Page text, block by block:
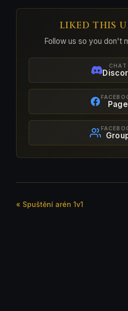
LIKED THIS
Follow us so you don't
CHAT
Page
« Spuštění arén 1v1